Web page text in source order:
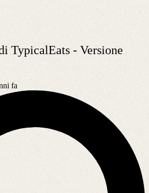
TypicalEats - Versione
fa